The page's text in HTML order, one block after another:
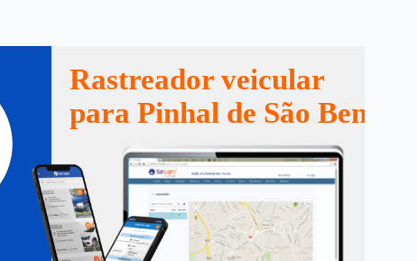
Rastreador veicular
para Pinhal de São Bento